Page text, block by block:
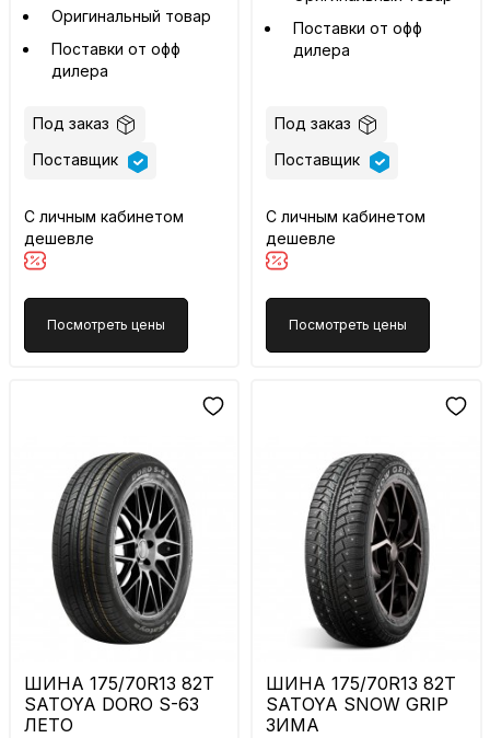
Оригинальный товар
Поставки от офф
дилера
Под заказ
Поставщик
С личным кабинетом
дешевле
Посмотреть цены
Поставки от офф
дилера
Под заказ
Поставщик
С личным кабинетом
дешевле
Посмотреть цены
ШИНА 175/70R13 82T
SATOYA DORO S-63
ЛЕТО
ШИНА 175/70R13 82T
SATOYA SNOW GRIP
ЗИМА